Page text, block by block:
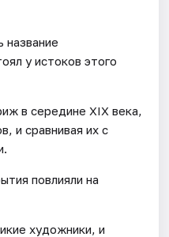
название
у истоков этого
в середине XIX века,
и сравнивая их с
повлияли на
художники, и